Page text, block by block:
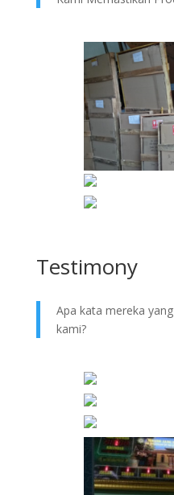
Testimony
Apa kata mereka
kami?